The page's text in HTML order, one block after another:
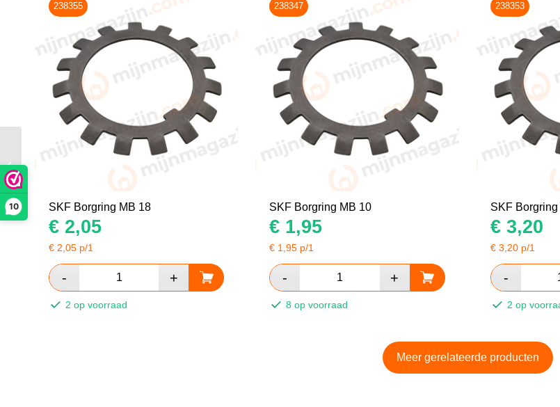
10
238355
SKF Borgring MB 18
€ 2,05
€ 2,05 p/1
2 op voorraad
238347
SKF Borgring MB 10
€ 1,95
€ 1,95 p/1
8 op voorraad
238353
SKF Borgring
€3,20
€ 3,20p/1
2 op
Meer gerelateerde producten
SKF Borgring MB 0